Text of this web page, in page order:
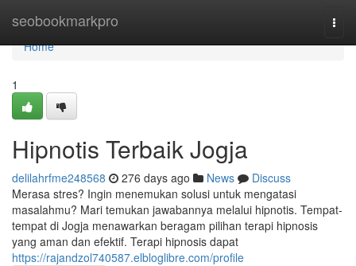
seobookmarkpro
Home
Home
1
Hipnotis Terbaik Jogja
delilahrfme248568 276 days ago News
Discuss
Merasa stres? Ingin menemukan solusi untuk mengatasi
masalahmu? Mari temukan jawabannya melalui hipnotis. Tempat-
tempat di Jogja menawarkan beragam pilihan terapi hipnosis
yang aman dan efektif. Terapi hipnosis dapat
https://rajandzol740587.elbloglibre.com/profile